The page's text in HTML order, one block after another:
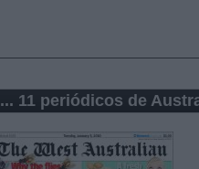
... 11 periódicos de